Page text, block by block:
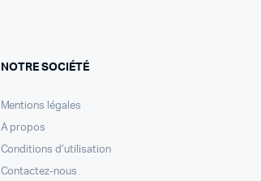
NOTRE SOCIÉTÉ
Mentions légales
A propos
Conditions d’utilisation
Contactez-nous